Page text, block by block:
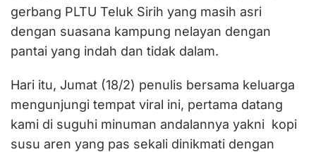
gerbang PLTU Teluk Sirih yang masih asri
dengan suasana kampung nelayan dengan
pantai yang indah dan tidak dalam.
Hari itu, Jumat (18/2) penulis bersama keluarga
mengunjungi tempat viral ini, pertama datang
kami di suguhi minuman andalannya yakni kopi
susu aren yang pas sekali dinikmati dengan